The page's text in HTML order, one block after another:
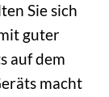
Sie sich
guter
auf dem
macht